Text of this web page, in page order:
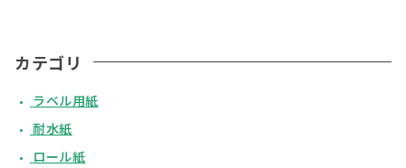
カテゴリ
ラベル用紙
耐水紙
ロール紙